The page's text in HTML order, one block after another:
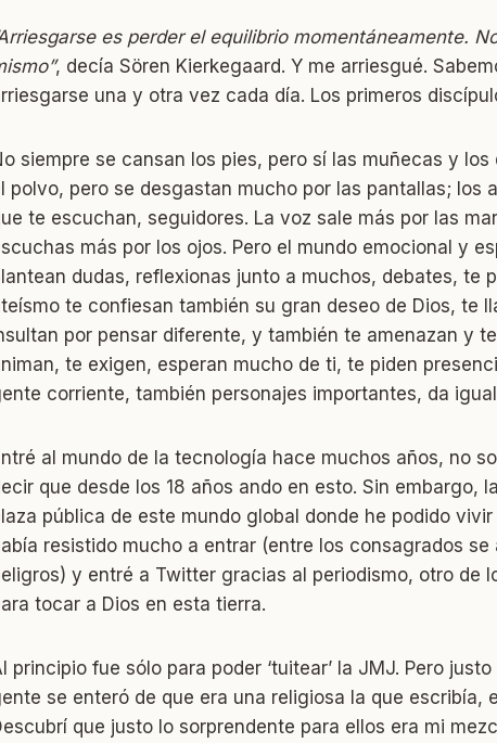
es perder el equilibrio momentáneamente.
, decía Sören Kierkegaard. Y me arriesgué.
una y otra vez cada día. Los primeros
siempre se cansan los pies, pero sí las muñecas y
polvo, pero se desgastan mucho por las pantallas; los
te escuchan, seguidores. La voz sale más por las
más por los ojos. Pero el mundo emocional y
dudas, reflexionas junto a muchos, debates, te
te confiesan también su gran deseo de Dios, te
por pensar diferente, y también te amenazan y
te exigen, esperan mucho de ti, te piden
corriente, también personajes importantes, da
al mundo de la tecnología hace muchos años, no
que desde los 18 años ando en esto. Sin embargo,
pública de este mundo global donde he podido
resistido mucho a entrar (entre los consagrados
y entré a Twitter gracias al periodismo, otro de
tocar a Dios en esta tierra.
principio fue sólo para poder ‘tuitear’ la JMJ. Pero
se enteró de que era una religiosa la que escribía,
que justo lo sorprendente para ellos era mi